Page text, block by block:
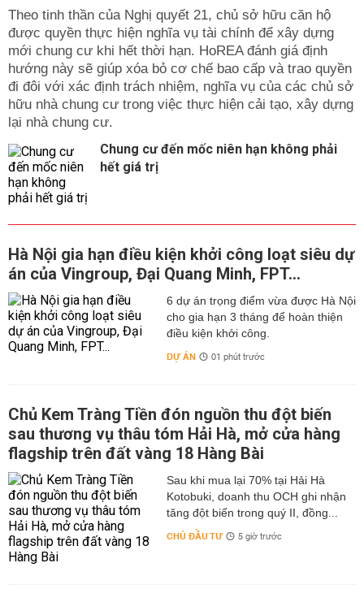
Theo tinh thần của Nghị quyết 21, chủ sở hữu căn hộ
được quyền thực hiện nghĩa vụ tài chính để xây dựng
mới chung cư khi hết thời hạn. HoREA đánh giá định
hướng này sẽ giúp xóa bỏ cơ chế bao cấp và trao quyền
đi đôi với xác định trách nhiệm, nghĩa vụ của các chủ sở
hữu nhà chung cư trong việc thực hiện cải tạo, xây dựng
lại nhà chung cư.
Chung cư đến mốc niên hạn không phải
hết giá trị
Hà Nội gia hạn điều kiện khởi công loạt siêu dự
án của Vingroup, Đại Quang Minh, FPT...
6 dự án trọng điểm vừa được Hà Nội
cho gia hạn 3 tháng để hoàn thiện
điều kiện khởi công.
DỰ ÁN 01 phút trước
Chủ Kem Tràng Tiền đón nguồn thu đột biến
sau thương vụ thâu tóm Hải Hà, mở cửa hàng
flagship trên đất vàng 18 Hàng Bài
Sau khi mua lại 70% tại Hải Hà
Kotobuki, doanh thu OCH ghi nhận
tăng đột biến trong quý II, đồng...
CHỦ ĐẦU TƯ 5 giờ trước